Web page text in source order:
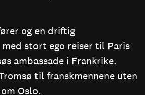
og en driftig
stort ego reiser til Paris
ambassade i Frankrike.
til franskmennene uten
Oslo.